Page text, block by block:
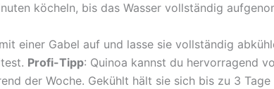
köcheln, bis das Wasser vollständig
einer Gabel auf und lasse sie vollständig
Profi-Tipp: Quinoa kannst du hervorragend
der Woche. Gekühlt hält sie sich bis zu 3 Tage